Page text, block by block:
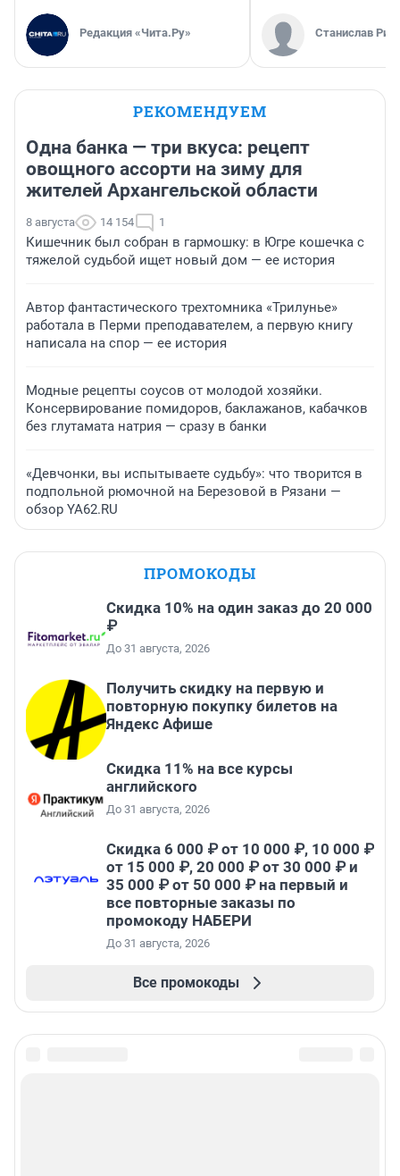
Редакция «Чита.Ру» Станислав
РЕКОМЕНДУЕМ
Одна банка — три вкуса: рецепт
овощного ассорти на зиму для
жителей Архангельской области
8 августа 14 154 1
Кишечник был собран в гармошку: в Югре кошечка с
тяжелой судьбой ищет новый дом — ее история
Автор фантастического трехтомника «Трилунье»
работала в Перми преподавателем, а первую книгу
написала на спор — ее история
Модные рецепты соусов от молодой хозяйки.
Консервирование помидоров, баклажанов, кабачков
без глутамата натрия — сразу в банки
«Девчонки, вы испытываете судьбу»: что творится в
подпольной рюмочной на Березовой в Рязани —
обзор YA62.RU
ПРОМОКОДЫ
Скидка 10% на один заказ до 20 000
₽
До 31 августа, 2026
Получить скидку на первую и
повторную покупку билетов на
Яндекс Афише
Скидка 11% на все курсы
английского
До 31 августа, 2026
Скидка 6 000 ₽ от 10 000 ₽, 10 000 ₽
от 15 000 ₽, 20 000 ₽ от 30 000 ₽ и
35 000 ₽ от 50 000 ₽ на первый и
все повторные заказы по
промокоду НАБЕРИ
До 31 августа, 2026
Все промокоды